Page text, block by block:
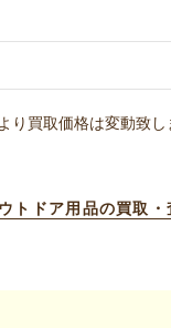
買取価格は変動致し
トドア用品の買取・